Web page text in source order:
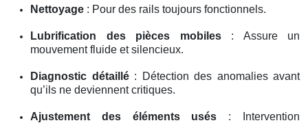
Nettoyage : Pour des rails toujours fonctionnels.
Lubrification des pièces mobiles: Assure un
mouvement fluide et silencieux.
Diagnostic détaillé: Détection des anomalies avant
qu’ils ne deviennent critiques.
Ajustement des éléments usés : Intervention